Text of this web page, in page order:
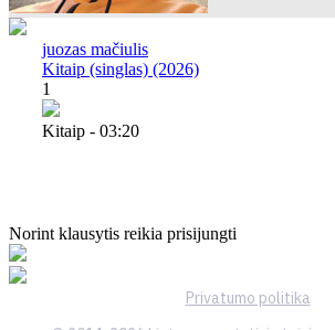
juozas mačiulis
Kitaip (singlas) (2026)
1
Kitaip - 03:20
Norint klausytis reikia prisijungti
Privatumo politika